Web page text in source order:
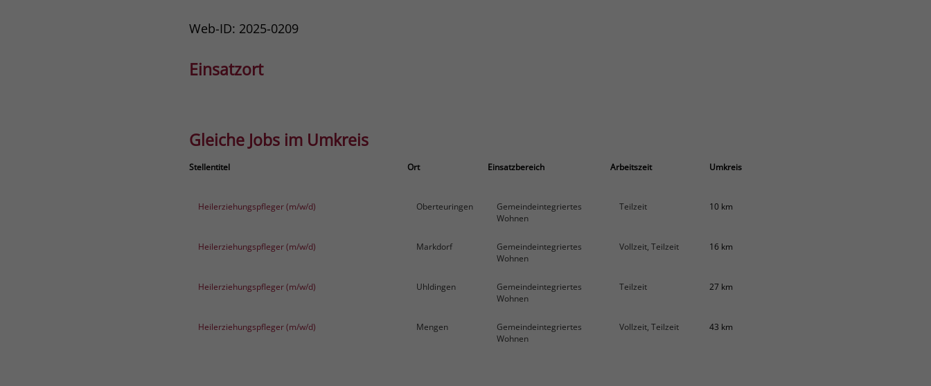
Web-ID: 2025-0209
Einsatzort
Gleiche Jobs im Umkreis
Stellentitel Ort Einsatzbereich Arbeitszeit Umkreis
Heilerziehungspfleger (m/w/d) Oberteuringen
Gemeindeintegriertes
Wohnen
Teilzeit 10 km
Heilerziehungspfleger (m/w/d) Markdorf
Gemeindeintegriertes
Wohnen
Vollzeit, Teilzeit 16 km
Heilerziehungspfleger (m/w/d) Uhldingen
Gemeindeintegriertes
Wohnen
Teilzeit 27 km
Heilerziehungspfleger (m/w/d) Mengen
Gemeindeintegriertes
Wohnen
Vollzeit, Teilzeit 43 km